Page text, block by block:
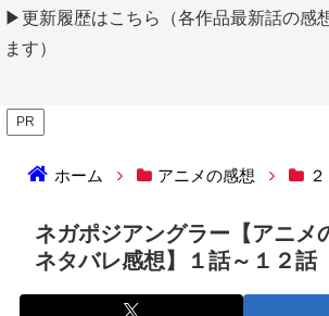
▶更新履歴はこちら（各作品最新話の感
ます）
PR
ホーム アニメの感想
ネガポジアングラー【アニメ
ネタバレ感想】１話～１２話